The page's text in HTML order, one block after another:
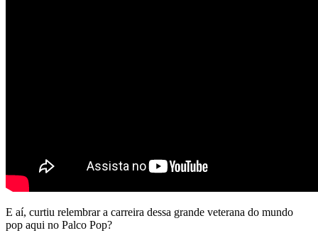
E aí, curtiu relembrar a carreira dessa grande veterana do mundo
pop aqui no Palco Pop?